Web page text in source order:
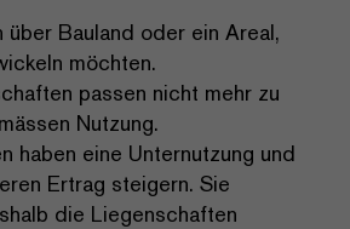
über Bauland oder ein Areal,
möchten.
passen nicht mehr zu
Nutzung.
haben eine Unternutzung und
Ertrag steigern. Sie
die Liegenschaften